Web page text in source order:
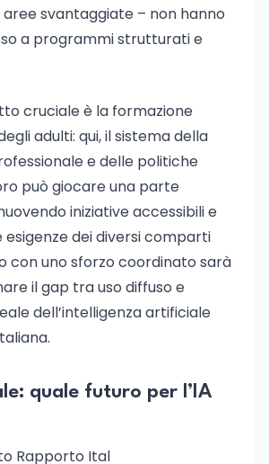
svantaggiate – non hanno
a programmi strutturati e
cruciale è la formazione
adulti: qui, il sistema della
e delle politiche
può giocare una parte
iniziative accessibili e
dei diversi comparti
con uno sforzo coordinato sarà
il gap tra uso diffuso e
dell’intelligenza artificiale
quale futuro per l’IA
Rapporto Ital